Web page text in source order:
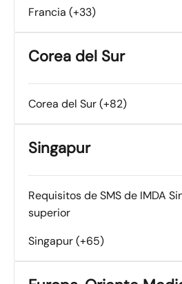
Francia (+33)
Corea del Sur
Corea del Sur (+82)
Singapur
Requisitos de SMS de IMDA
superior
Singapur (+65)